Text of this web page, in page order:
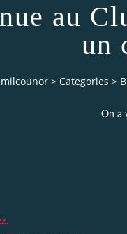
au
un
> Categories >
On a